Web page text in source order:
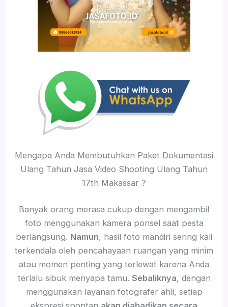
Mengapa Anda Membutuhkan Paket Dokumentasi
Ulang Tahun Jasa Video Shooting Ulang Tahun
17th Makassar ?
Banyak orang merasa cukup dengan mengambil
foto menggunakan kamera ponsel saat pesta
berlangsung. Namun, hasil foto mandiri sering kali
terkendala oleh pencahayaan ruangan yang minim
atau momen penting yang terlewat karena Anda
terlalu sibuk menyapa tamu. Sebaliknya, dengan
menggunakan layanan fotografer ahli, setiap